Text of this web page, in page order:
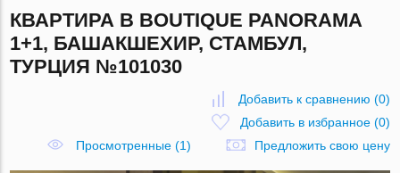
КВАРТИРА В BOUTIQUE PANORAMA
1+1, БАШАКШЕХИР, СТАМБУЛ,
ТУРЦИЯ №101030
Добавить к сравнению (0)
Добавить в избранное(0)
Просмотренные (1)
Предложить свою цену